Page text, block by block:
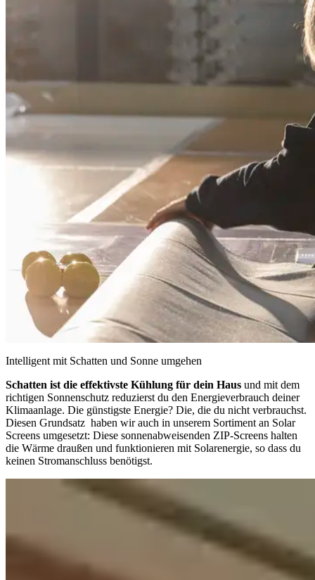
Intelligent mit Schatten und Sonne umgehen
Schatten ist die effektivste Kühlung für dein Haus und mit dem
richtigen Sonnenschutz reduzierst du den Energieverbrauch deiner
Klimaanlage. Die günstigste Energie? Die, die du nicht verbrauchst.
Diesen Grundsatz haben wir auch in unserem Sortiment an Solar
Screens umgesetzt: Diese sonnenabweisenden ZIP-Screens halten
die Wärme draußen und funktionieren mit Solarenergie, so dass du
keinen Stromanschluss benötigst.